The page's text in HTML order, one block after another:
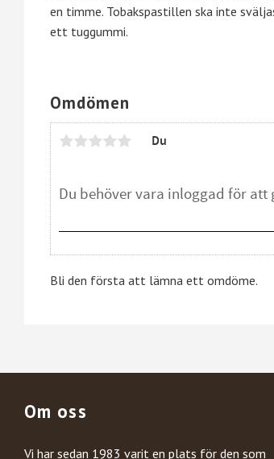
en timme. Tobakspastillen ska inte
ett tuggummi.
Omdömen
Du
Bli den första att lämna ett omdöme.
Om oss
Vi har sedan 1983 varit en plats för den som